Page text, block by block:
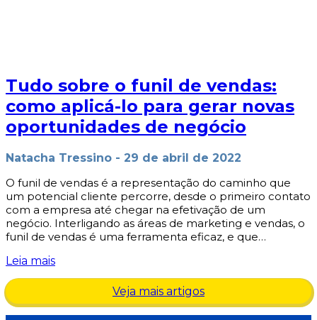
Tudo sobre o funil de vendas:
como aplicá-lo para gerar novas
oportunidades de negócio
Natacha Tressino - 29 de abril de 2022
O funil de vendas é a representação do caminho que
um potencial cliente percorre, desde o primeiro contato
com a empresa até chegar na efetivação de um
negócio. Interligando as áreas de marketing e vendas, o
funil de vendas é uma ferramenta eficaz, e que…
Leia mais
Veja mais artigos